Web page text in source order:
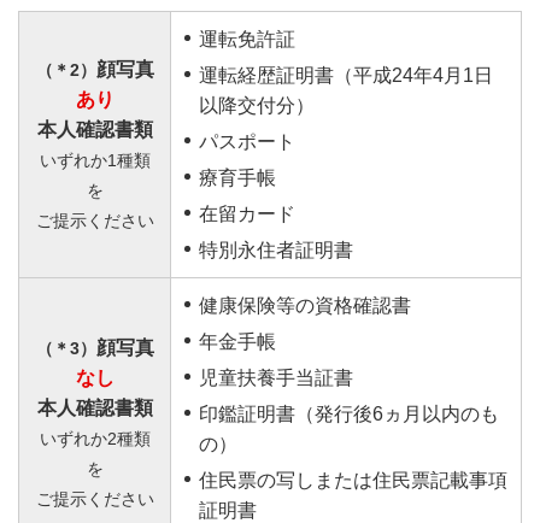
（＊2） 顔写真
あり
本人確認書類
いずれか1種類
を
ご提示ください
運転免許証
運転経歴証明書（平成24年4月1日
以降交付分）
パスポート
療育手帳
在留カード
特別永住者証明書
（＊3） 顔写真
なし
本人確認書類
いずれか2種類
を
ご提示ください
健康保険等の資格確認書
年金手帳
児童扶養手当証書
印鑑証明書（発行後6ヵ月以内のも
の）
住民票の写しまたは住民票記載事項
証明書